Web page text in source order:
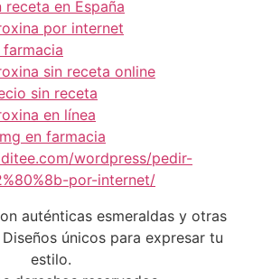
en España
por internet
sin receta online
sin receta
en línea
en farmacia
wordpress/pedir-
por-internet/
auténticas esmeraldas y otras
únicos para expresar tu
estilo.